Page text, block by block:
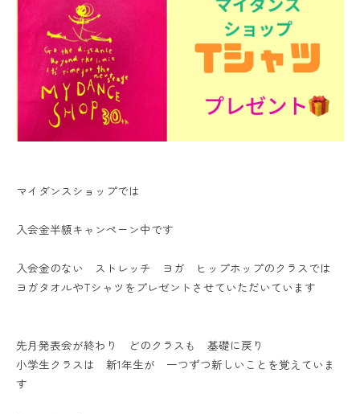
マイダンスショップでは
入会金半額キャンペーン中です
入会金のない ストレッチ ヨガ ヒップホップのクラスでは
ヨガタオルやTシャツをプレゼントさせていただいています
先月発表会が終わり どのクラスも 基礎に戻り
小学生クラスは 新1年生が 一つずつ新しいことを覚えていま
す